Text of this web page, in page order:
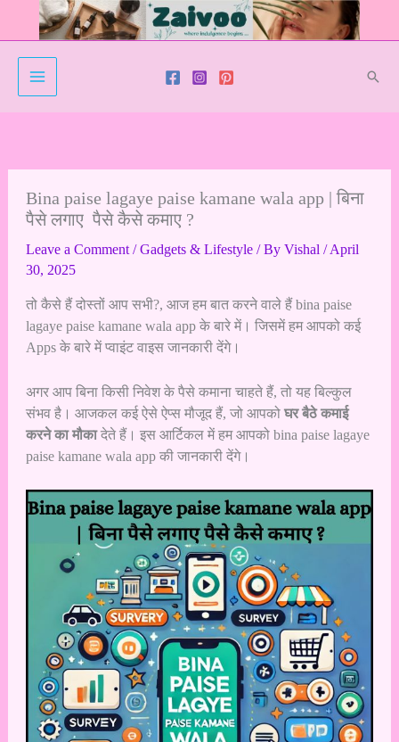
Bina paise lagaye paise kamane wala app | बिना
पैसे लगाए पैसे कैसे कमाए ?
Leave a Comment /Gadgets & Lifestyle/ By Vishal /April
30, 2025
तो कैसे हैं दोस्तों आप सभी?, आज हम बात करने वाले हैं bina paise
lagaye paise kamane wala app के बारे में। जिसमें हम आपको कई
Apps के बारे में प्वाइंट वाइस जानकारी देंगे।
अगर आप बिना किसी निवेश के पैसे कमाना चाहते हैं, तो यह बिल्कुल
संभव है। आजकल कई ऐसे ऐप्स मौजूद हैं, जो आपको घर बैठे कमाई
करने का मौकादेते हैं। इस आर्टिकल में हम आपको bina paise lagaye
paise kamane wala app की जानकारी देंगे।